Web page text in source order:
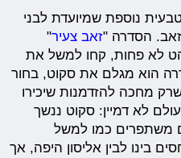
נוספת שמיועדת לבני
הסדרה "זאב צעיר"
לא פחות, קחו למשל את
הוא מגלם את סקוט, בחור
מחכה להזדמנות שיכירו
לא דמיין: סקוט ננשך
משתפרים כמו למשל
בינו לבין אליסון היפה, אך